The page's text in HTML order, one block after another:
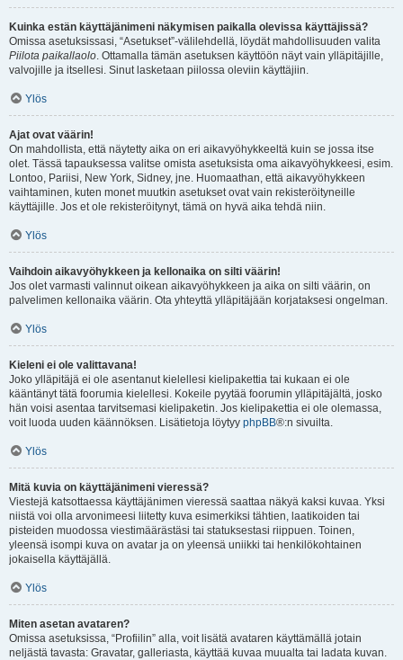
Kuinka estän käyttäjänimeni näkymisen paikalla olevissa käyttäjissä?
Omissa asetuksissasi, “Asetukset”-välilehdellä, löydät mahdollisuuden valita
Piilota paikallaolo. Ottamalla tämän asetuksen käyttöön näyt vain ylläpitäjille,
valvojille ja itsellesi. Sinut lasketaan piilossa oleviin käyttäjiin.
Ylös
Ajat ovat väärin!
On mahdollista, että näytetty aika on eri aikavyöhykkeeltä kuin se jossa itse
olet. Tässä tapauksessa valitse omista asetuksista oma aikavyöhykkeesi, esim.
Lontoo, Pariisi, New York, Sidney, jne. Huomaathan, että aikavyöhykkeen
vaihtaminen, kuten monet muutkin asetukset ovat vain rekisteröityneille
käyttäjille. Jos et ole rekisteröitynyt, tämä on hyvä aika tehdä niin.
Ylös
Vaihdoin aikavyöhykkeen ja kellonaika on silti väärin!
Jos olet varmasti valinnut oikean aikavyöhykkeen ja aika on silti väärin, on
palvelimen kellonaika väärin. Ota yhteyttä ylläpitäjään korjataksesi ongelman.
Ylös
Kieleni ei ole valittavana!
Joko ylläpitäjä ei ole asentanut kielellesi kielipakettia tai kukaan ei ole
kääntänyt tätä foorumia kielellesi. Kokeile pyytää foorumin ylläpitäjältä, josko
hän voisi asentaa tarvitsemasi kielipaketin. Jos kielipakettia ei ole olemassa,
voit luoda uuden käännöksen. Lisätietoja löytyy phpBB®:n sivuilta.
Ylös
Mitä kuvia on käyttäjänimeni vieressä?
Viestejä katsottaessa käyttäjänimen vieressä saattaa näkyä kaksi kuvaa. Yksi
niistä voi olla arvonimeesi liitetty kuva esimerkiksi tähtien, laatikoiden tai
pisteiden muodossa viestimäärästäsi tai statuksestasi riippuen. Toinen,
yleensä isompi kuva on avatar ja on yleensä uniikki tai henkilökohtainen
jokaisella käyttäjällä.
Ylös
Miten asetan avataren?
Omissa asetuksissa, “Profiilin” alla, voit lisätä avataren käyttämällä jotain
neljästä tavasta: Gravatar, galleriasta, käyttää kuvaa muualta tai ladata kuvan.